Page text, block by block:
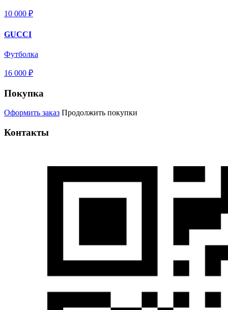
10 000 ₽
GUCCI
Футболка
16 000 ₽
Покупка
Оформить заказ Продолжить покупки
Контакты